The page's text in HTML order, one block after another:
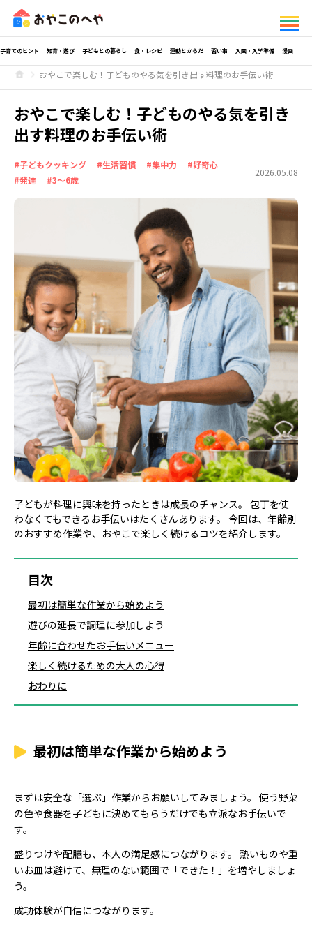
子育てのヒント 知育・遊び 子どもとの暮らし 食・レシピ 運動とからだ 習い事 入園・入学準備 漫画
おやこで楽しむ！子どものやる気を引き出す料理のお手伝い術
おやこで楽しむ！子どものやる気を引き
出す料理のお手伝い術
#子どもクッキング #生活習慣 #集中力
#好奇心
#発達
#3～6歳
2026.05.08
子どもが料理に興味を持ったときは成長のチャンス。 包丁を使
わなくてもできるお手伝いはたくさんあります。 今回は、年齢別
のおすすめ作業や、おやこで楽しく続けるコツを紹介します。
目次
最初は簡単な作業から始めよう
遊びの延長で調理に参加しよう
年齢に合わせたお手伝いメニュー
楽しく続けるための大人の心得
おわりに
最初は簡単な作業から始めよう
まずは安全な「選ぶ」作業からお願いしてみましょう。 使う野菜
の色や食器を子どもに決めてもらうだけでも立派なお手伝いで
す。
盛りつけや配膳も、本人の満足感につながります。 熱いものや重
いお皿は避けて、無理のない範囲で「できた！」を増やしましょ
う。
成功体験が自信につながります。